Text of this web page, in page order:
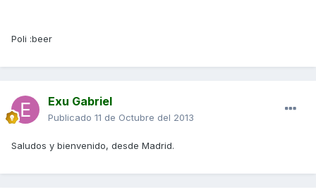
Poli :beer
Exu Gabriel
Publicado 11 de Octubre del 2013
Saludos y bienvenido, desde Madrid.